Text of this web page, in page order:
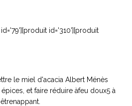
id='310'][produit
le miel d'acacia Albert Ménès
et faire réduire àfeu doux5 à